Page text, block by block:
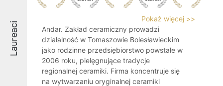
Laureaci
Pokaż więcej >>
Andar. Zakład ceramiczny prowadzi
działalność w Tomaszowie Bolesławieckim
jako rodzinne przedsiębiorstwo powstałe w
2006 roku, pielęgnujące tradycje
regionalnej ceramiki. Firma koncentruje się
na wytwarzaniu oryginalnej ceramiki